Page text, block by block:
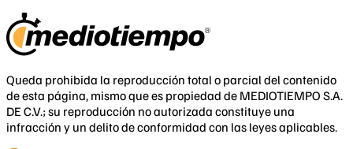
Queda prohibida la reproducción total o parcial del contenido
de esta página, mismo que es propiedad de MEDIOTIEMPO S.A.
DE C.V.; su reproducción no autorizada constituye una
infracción y un delito de conformidad con las leyes aplicables.